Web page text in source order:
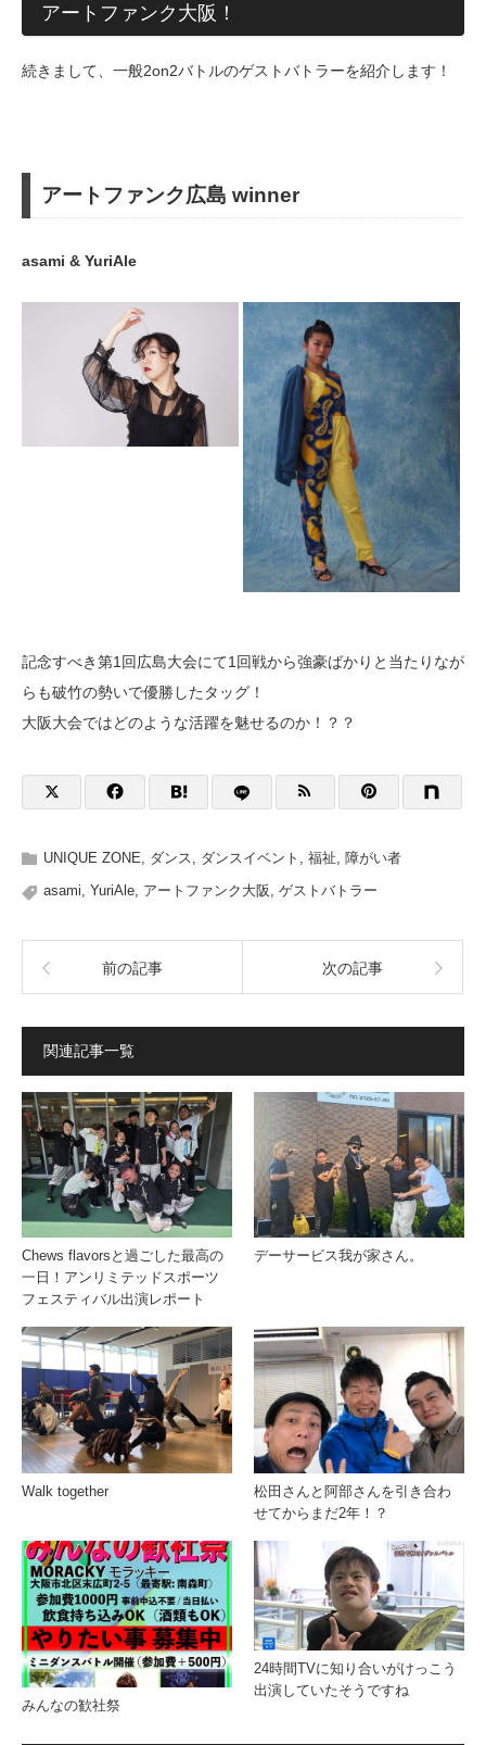
アートファンク大阪！
続きまして、一般2on2バトルのゲストバトラーを紹介します！
アートファンク広島 winner
asami & YuriAle
記念すべき第1回広島大会にて1回戦から強豪ばかりと当たりなが
らも破竹の勢いで優勝したタッグ！
大阪大会ではどのような活躍を魅せるのか！？？
UNIQUE ZONE ダンス ダンスイベント 福祉 障がい者
asami YuriAle アートファンク大阪 ゲストバトラー
前の記事 次の記事
関連記事一覧
Chews flavorsと過ごした最高の
一日！アンリミテッドスポーツ
フェスティバル出演レポート
デーサービス我が家さん。
Walk together
松田さんと阿部さんを引き合わ
せてからまだ2年！？
みんなの歓社祭
24時間TVに知り合いがけっこう
出演していたそうですね